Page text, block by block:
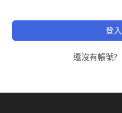
登入
還沒有帳號?